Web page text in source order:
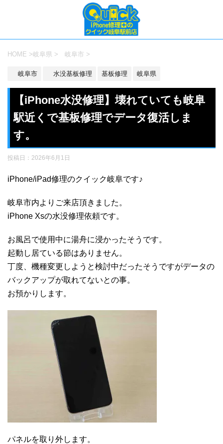
HOME >岐阜県 > 岐阜市 >
岐阜市 水没基板修理 基板修理 岐阜県
【iPhone水没修理】壊れていても岐阜
駅近くで基板修理でデータ復活しま
す。
投稿日： 2026年6月1日
iPhone/iPad修理のクイック岐阜です♪
岐阜市内よりご来店頂きました。
iPhone Xsの水没修理依頼です。
お風呂で使用中に湯舟に浸かったそうです。
起動し居ている節はありません。
丁度、機種変更しようと検討中だったそうですがデータの
バックアップが取れてないとの事。
お預かりします。
パネルを取り外します。